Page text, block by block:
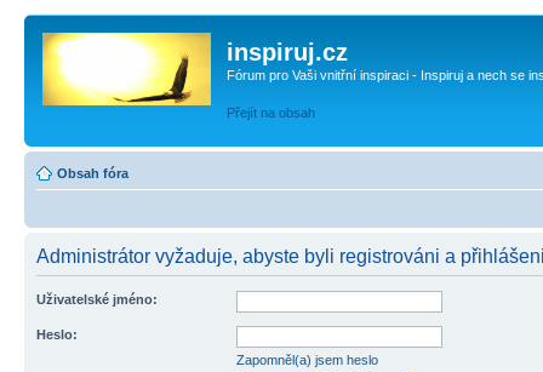
inspiruj.cz
Fórum pro Vaši vnitřní inspiraci - Inspiruj a nech se
Přejít na obsah
Obsah fóra
Administrátor vyžaduje, abyste byli registrováni a
Uživatelské jméno:
Heslo:
Zapomněl(a) jsem heslo